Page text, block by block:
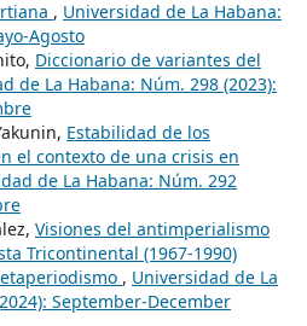
, Universidad de La Habana:
Agosto
Diccionario de variantes del
de La Habana: Núm. 298 (2023):
Estabilidad de los
el contexto de una crisis en
de La Habana: Núm. 292
Visiones del antimperialismo
Tricontinental (1967-1990)
, Universidad de La
September-December